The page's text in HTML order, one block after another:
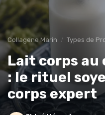
Collagene Marin Types de
Lait corps au
: le rituel
corps expert